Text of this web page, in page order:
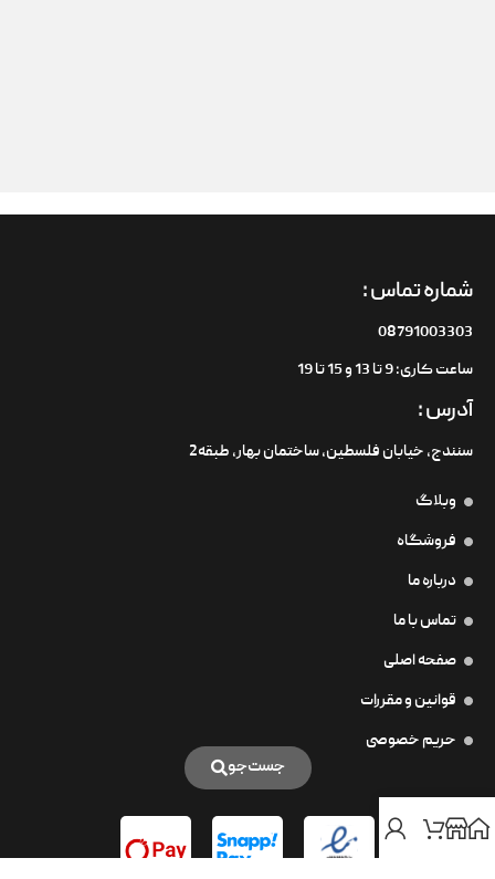
جست‌جو
شماره تماس :
08791003303
ساعت کاری: 9 تا 13 و 15 تا 19
آدرس :
سنندج، خیابان فلسطین،‌ ساختمان بهار، طبقه2
وبلاگ
فروشگاه
درباره ما
تماس با ما
صفحه اصلی
قوانین و مقررات
حریم خصوصی